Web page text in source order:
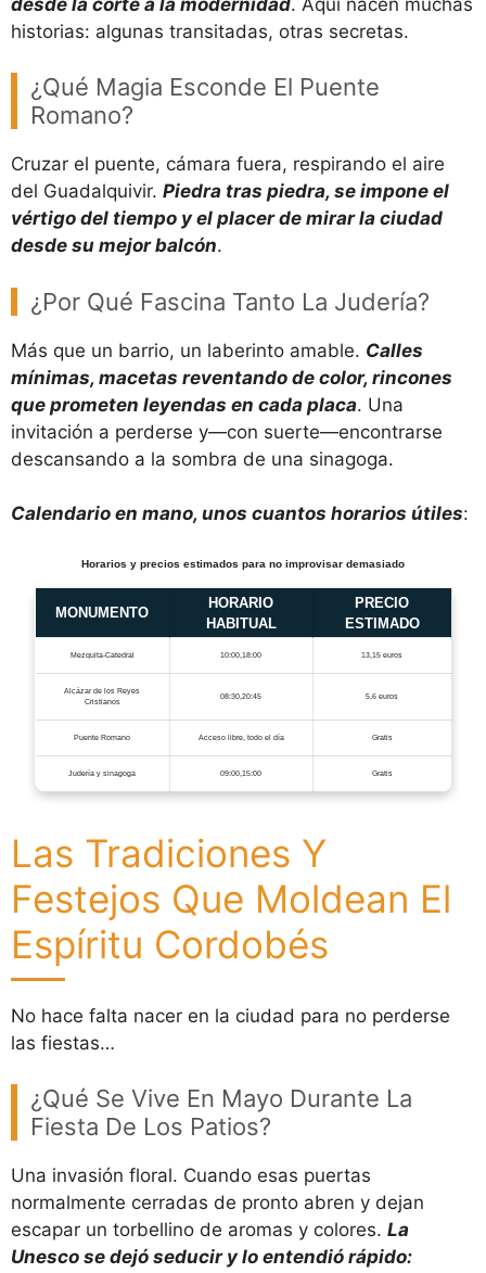
historias: algunas transitadas, otras secretas.
¿Qué Magia Esconde El Puente
Romano?
Cruzar el puente, cámara fuera, respirando el aire
del Guadalquivir. Piedra tras piedra, se impone el
vértigo del tiempo y el placer de mirar la ciudad
desde su mejor balcón.
¿Por Qué Fascina Tanto La Judería?
Más que un barrio, un laberinto amable. Calles
mínimas, macetas reventando de color, rincones
que prometen leyendas en cada placa. Una
invitación a perderse y—con suerte—encontrarse
descansando a la sombra de una sinagoga.
Calendario en mano, unos cuantos horarios útiles:
Horarios y precios estimados para no improvisar demasiado
MONUMENTO
HORARIO
HABITUAL
PRECIO
ESTIMADO
Mezquita-Catedral 10:00,18:00 13,15 euros
Alcázar de los Reyes
Cristianos
08:30,20:45 5,6 euros
Puente Romano Acceso libre, todo el día Gratis
Judería y sinagoga 09:00,15:00 Gratis
Las Tradiciones Y
Festejos Que Moldean El
Espíritu Cordobés
No hace falta nacer en la ciudad para no perderse
las fiestas…
¿Qué Se Vive En Mayo Durante La
Fiesta De Los Patios?
Una invasión floral. Cuando esas puertas
normalmente cerradas de pronto abren y dejan
escapar un torbellino de aromas y colores. La
Unesco se dejó seducir y lo entendió rápido: